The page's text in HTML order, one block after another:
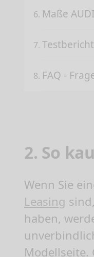
Maße
FAQ -
2. So
Wenn Sie
Leasing
haben,
Modellseite.